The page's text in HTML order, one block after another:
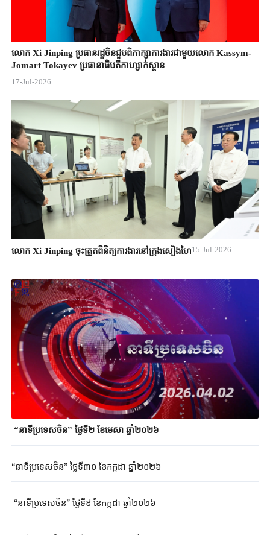
លោក Xi Jinping ប្រធានរដ្ឋចិន​ជួបពិភាក្សា​ការងារជាមួយ​លោក Kassym-
Jomart ​Tokayev ​ប្រធានាធិបតី​កាហ្សាក់ស្ថាន​
17-Jul-2026
លោក Xi Jinping ចុះត្រួតពិនិត្យការងារនៅក្រុងសៀងហៃ15-Jul-2026
“នាទីប្រទេសចិន” ថ្ងៃទី២ ខែមេសា ឆ្នាំ២០២៦
“នាទីប្រទេសចិន” ថ្ងៃទី៣០ ខែកក្កដា ឆ្នាំ២០២៦
“នាទីប្រទេសចិន” ថ្ងៃទី៩ ខែកក្កដា ឆ្នាំ២០២៦